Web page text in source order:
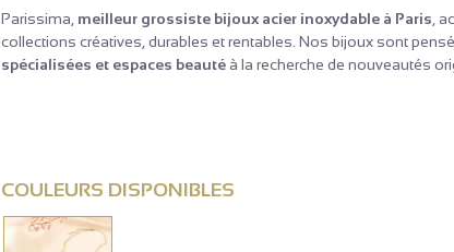
Parissima, meilleur grossiste bijoux acier inoxydable à Paris ,
collections créatives, durables et rentables. Nos bijoux sont
spécialisées et espaces beautéà la recherche de nouveautés
COULEURS DISPONIBLES